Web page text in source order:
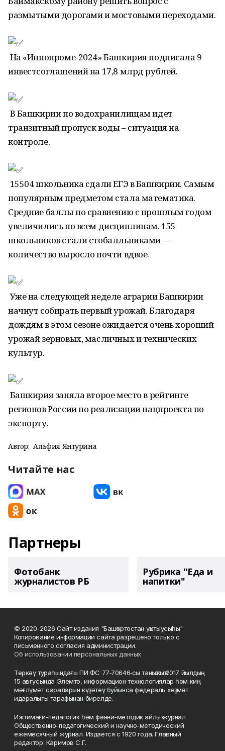
размытыми дорогами и мостовыми переходами.
На «Иннопроме-2024» Башкирия подписала 9
инвестсоглашений на 17,8 млрд рублей.
В Башкирии по водохранилищам идет
транзитный пропуск воды – ситуация на
контроле.
15504 школьника сдали ЕГЭ в Башкирии. Самым
популярным предметом стала математика.
Средние баллы по сравнению с прошлым годом
увеличились по всем дисциплинам. 155
школьников стали стобалльниками —
количество выросло почти вдвое.
Уже на следующей неделе аграрии Башкирии
начнут собирать первый урожай. Благодаря
дождям в этом сезоне ожидается очень хороший
урожай зерновых, масличных и технических
культур.
Башкирия заняла второе место в рейтинге
регионов России по реализации нацпроекта по
экспорту.
Автор: Альфия Янтурина
Читайте нас
Партнеры
Фотобанк
журналистов РБ
Рубрика "Еда и
напитки"
© 2020-2026 Сайт издания "Башҡортостан уҡытыусыһы"
Копирование информации сайта разрешено только с
письменного согласия администрации.
Об использовании персональных данных
Теркәү тураһындағы ПИ ФС 77‑70646‑сы таныҡлыҡ 2017 йылдың
15 авгусында Элемтә, информацион технологиялар һәм киң
мәғлүмәт сараларын күҙәтеү буйынса федераль хеҙмәт
идаралығы тарафынан бирелде.
Ижтимағи-педагогик һәм фәнни-методик айлыҡ журнал
Общественно-педагогический и научно-методический
ежемесячный журнал. Издается с 1920 года. Главный
редактор: Каримов С.Г.